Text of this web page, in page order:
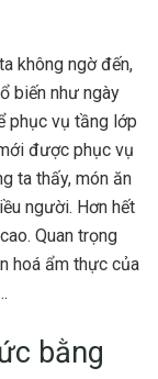
không ngờ đến,
biến như ngày
phục vụ tầng lớp
được phục vụ
ta thấy, món ăn
người. Hơn hết
Quan trọng
hoá ẩm thực của
bằng